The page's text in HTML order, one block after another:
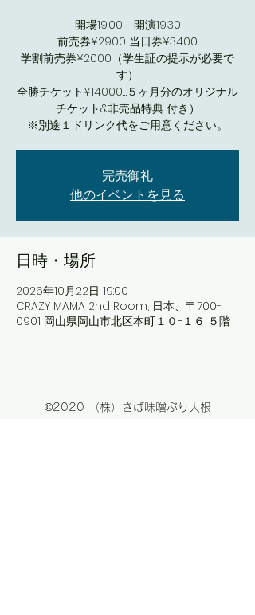
開場19:00 開演19:30
前売券¥2900 当日券¥3400
学割前売券¥2000（学生証の提示が必要で
す）
全勝チケット¥14000…５ヶ月分のオリジナル
チケット&非売品特典 付き）
※別途１ドリンク代をご用意ください。
完売御礼
他のイベントを見る
日時・場所
2026年10月22日 19:00
CRAZY MAMA 2nd Room, 日本、〒700-
0901 岡山県岡山市北区本町１０−１６ ５階
©2020 （株）さば味噌ぶり大根